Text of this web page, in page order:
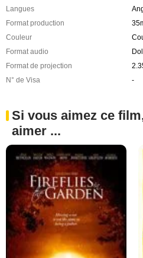
Langues
Format production
Couleur
Format audio
Format de projection
N° de Visa
-
Si vous aimez ce
aimer ...